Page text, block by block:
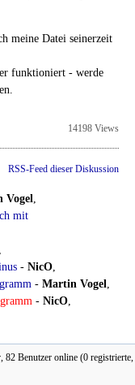
meine Datei seinerzeit
funktioniert - werde
14198 Views
RSS-Feed dieser Diskussion
Vogel,
mit
,
- NicO,
- Martin Vogel,
- NicO,
82 Benutzer online (0 registrierte,